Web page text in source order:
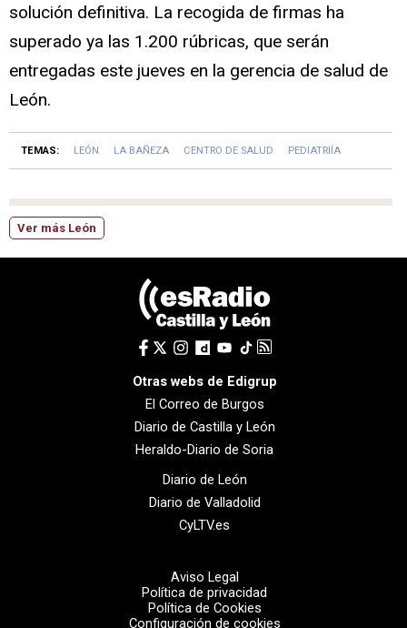
solución definitiva. La recogida de firmas ha
superado ya las 1.200 rúbricas, que serán
entregadas este jueves en la gerencia de salud de
León.
TEMAS: LEÓN LA BAÑEZA CENTRO DE SALUD PEDIATRIÍA
Ver más León
Otras webs de Edigrup
El Correo de Burgos
Diario de Castilla y León
Heraldo-Diario de Soria
Diario de León
Diario de Valladolid
CyLTV.es
Aviso Legal
Política de privacidad
Política de Cookies
Configuración de cookies